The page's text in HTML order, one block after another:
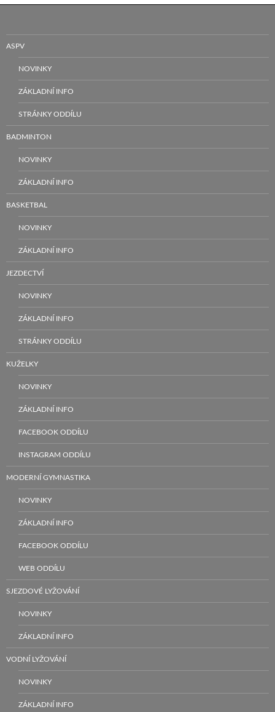
ASPV
NOVINKY
ZÁKLADNÍ INFO
STRÁNKY ODDÍLU
BADMINTON
NOVINKY
ZÁKLADNÍ INFO
BASKETBAL
NOVINKY
ZÁKLADNÍ INFO
JEZDECTVÍ
NOVINKY
ZÁKLADNÍ INFO
STRÁNKY ODDÍLU
KUŽELKY
NOVINKY
ZÁKLADNÍ INFO
FACEBOOK ODDÍLU
INSTAGRAM ODDÍLU
MODERNÍ GYMNASTIKA
NOVINKY
ZÁKLADNÍ INFO
FACEBOOK ODDÍLU
WEB ODDÍLU
SJEZDOVÉ LYŽOVÁNÍ
NOVINKY
ZÁKLADNÍ INFO
VODNÍ LYŽOVÁNÍ
NOVINKY
ZÁKLADNÍ INFO